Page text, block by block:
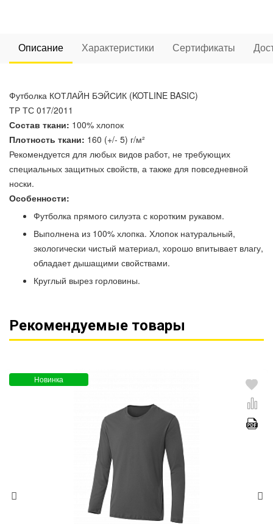
Описание Характеристики Сертификаты
Футболка КОТЛАЙН БЭЙСИК (KOTLINE BASIC)
ТР ТС 017/2011
Состав ткани: 100% хлопок
Плотность ткани: 160 (+/- 5) г/м²
Рекомендуется для любых видов работ, не требующих
специальных защитных свойств, а также для повседневной
носки.
Особенности:
Футболка прямого силуэта с коротким рукавом.
Выполнена из 100% хлопка. Хлопок натуральный,
экологически чистый материал, хорошо впитывает влагу,
обладает дышащими свойствами.
Круглый вырез горловины.
Рекомендуемые товары
Новинка